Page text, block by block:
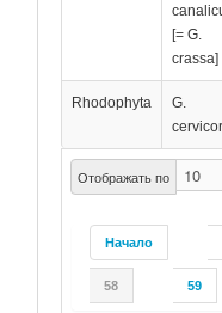
Отображать по
Начало
58 59
[= G.
crassa]
Rhodophyta
G.